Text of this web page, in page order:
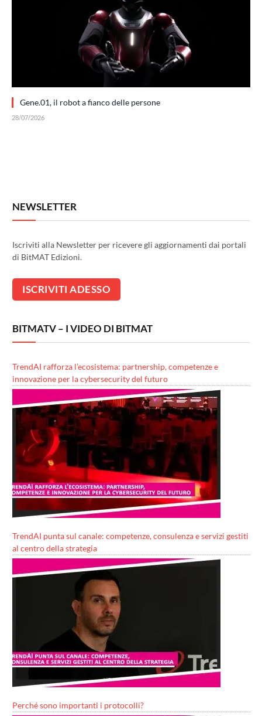
Gene.01, il robot a fianco delle persone
28/07/2026
NEWSLETTER
Iscriviti alla Newsletter per ricevere gli aggiornamenti dai portali
di BitMAT Edizioni.
BITMATV – I VIDEO DI BITMAT
TrendAI rafforza l’ecosistema: partnership, competenze e
innovazione per la cybersecurity del futuro
TrendAI punta sul canale: competenze, consulenza e servizi gestiti
al centro della strategia
Perché sono importanti i protocolli?